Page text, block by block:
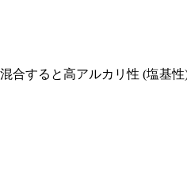
合すると高アルカリ性 (塩基